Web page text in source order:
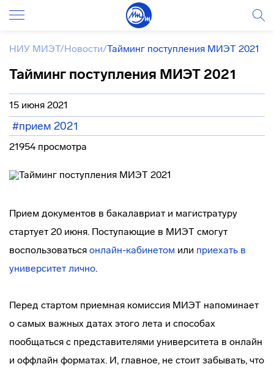
НИУ МИЭТ/Новости/Тайминг поступления МИЭТ 2021
Тайминг поступления МИЭТ 2021
15 июня 2021
#прием 2021
21954 просмотра
Прием документов в бакалавриат и магистратуру
стартует 20 июня. Поступающие в МИЭТ смогут
воспользоваться онлайн-кабинетом или приехать в
университет лично.
Перед стартом приемная комиссия МИЭТ напоминает
о самых важных датах этого лета и способах
пообщаться с представителями университета в онлайн
и оффлайн форматах. И, главное, не стоит забывать, что